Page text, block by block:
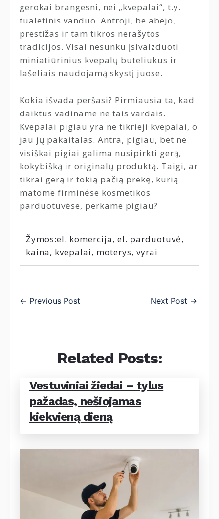
gerokai brangesni, nei „kvepalai“, t.y.
tualetinis vanduo. Antroji, be abejo,
prestižas ir tam tikros nerašytos
tradicijos. Visai nesunku įsivaizduoti
miniatiūrinius kvepalų buteliukus ir
lašeliais naudojamą skystį juose.
Kokia išvada peršasi? Pirmiausia ta, kad
daiktus vadiname ne tais vardais.
Kvepalai pigiau yra ne tikrieji kvepalai, o
jau jų pakaitalas. Antra, pigiau, bet ne
visiškai pigiai galima nusipirkti gerą,
kokybišką ir originalų produktą. Taigi, ar
tikrai gerą ir tokią pačią prekę, kurią
matome firminėse kosmetikos
parduotuvėse, perkame pigiau?
Žymos:el. komercija, el. parduotuvė,
kaina, kvepalai, moterys, vyrai
← Previous Post Next Post →
Related Posts:
Vestuviniai žiedai – tylus
pažadas, nešiojamas
kiekvieną dieną